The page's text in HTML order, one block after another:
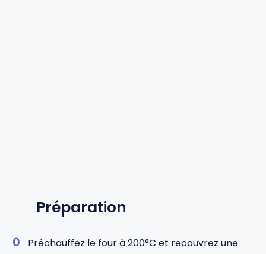
Préparation
Préchauffez le four à 200°C et recouvrez une